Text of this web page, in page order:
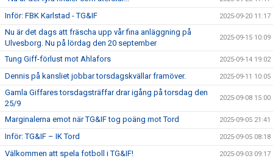
Inför: FBK Karlstad - TG&IF 2025-09-20 11:17
Nu är det dags att fräscha upp vår fina anläggning på
Ulvesborg. Nu på lördag den 20 september
2025-09-15 10:09
Tung Giff-förlust mot Ahlafors 2025-09-14 19:02
Dennis på kansliet jobbar torsdagskvällar framöver. 2025-09-11 10:05
Gamla Giffares torsdagsträffar drar igång på torsdag den
25/9
2025-09-08 15:00
Marginalerna emot när TG&IF tog poäng mot Tord 2025-09-05 21:41
Inför: TG&IF – IK Tord 2025-09-05 08:18
Välkommen att spela fotboll i TG&IF! 2025-09-03 09:17